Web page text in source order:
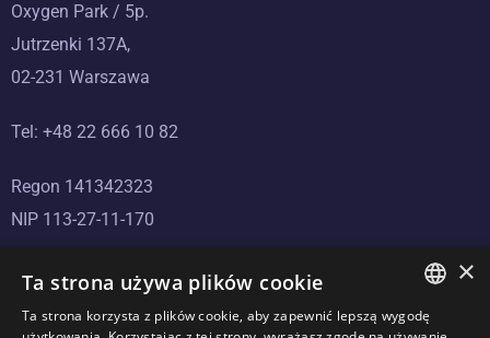
Oxygen Park / 5p.
Jutrzenki 137A,
02-231 Warszawa
Tel: +48 22 666 10 82
Regon 141342323
NIP 113-27-11-170
POLISH
×
Ta strona używa plików cookie
Ta strona korzysta z plików cookie, aby zapewnić lepszą wygodę